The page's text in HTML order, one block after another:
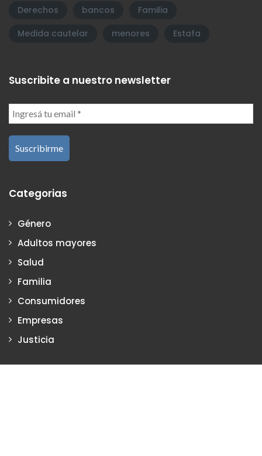
Derechos
bancos
Familia
Medida cautelar
menores Estafa
Suscribite a nuestro newsletter
Categorias
Género
Adultos mayores
Salud
Familia
Consumidores
Empresas
Justicia